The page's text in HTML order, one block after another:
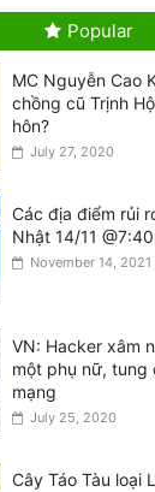
August 7, 2026
Biểu Tình Phản
Hội Úc, T.Ba 11/8
Quốc Hội Liên
August 7, 2026
Thông Cáo:
Mặt Của Đại
Thư Kiêm Chủ
Việt Nam Thăm
Announcement:
of General of
Secretary and
Socialist Republic
Popular
MC Nguyễn Cao
chồng cũ Trịnh
hôn?
July 27, 2020
Các địa điểm rủi
Nhật 14/11
November 14, 2021
VN: Hacker xâm
một phụ nữ, tung
mạng
July 25, 2020
Cây Táo Tàu loại